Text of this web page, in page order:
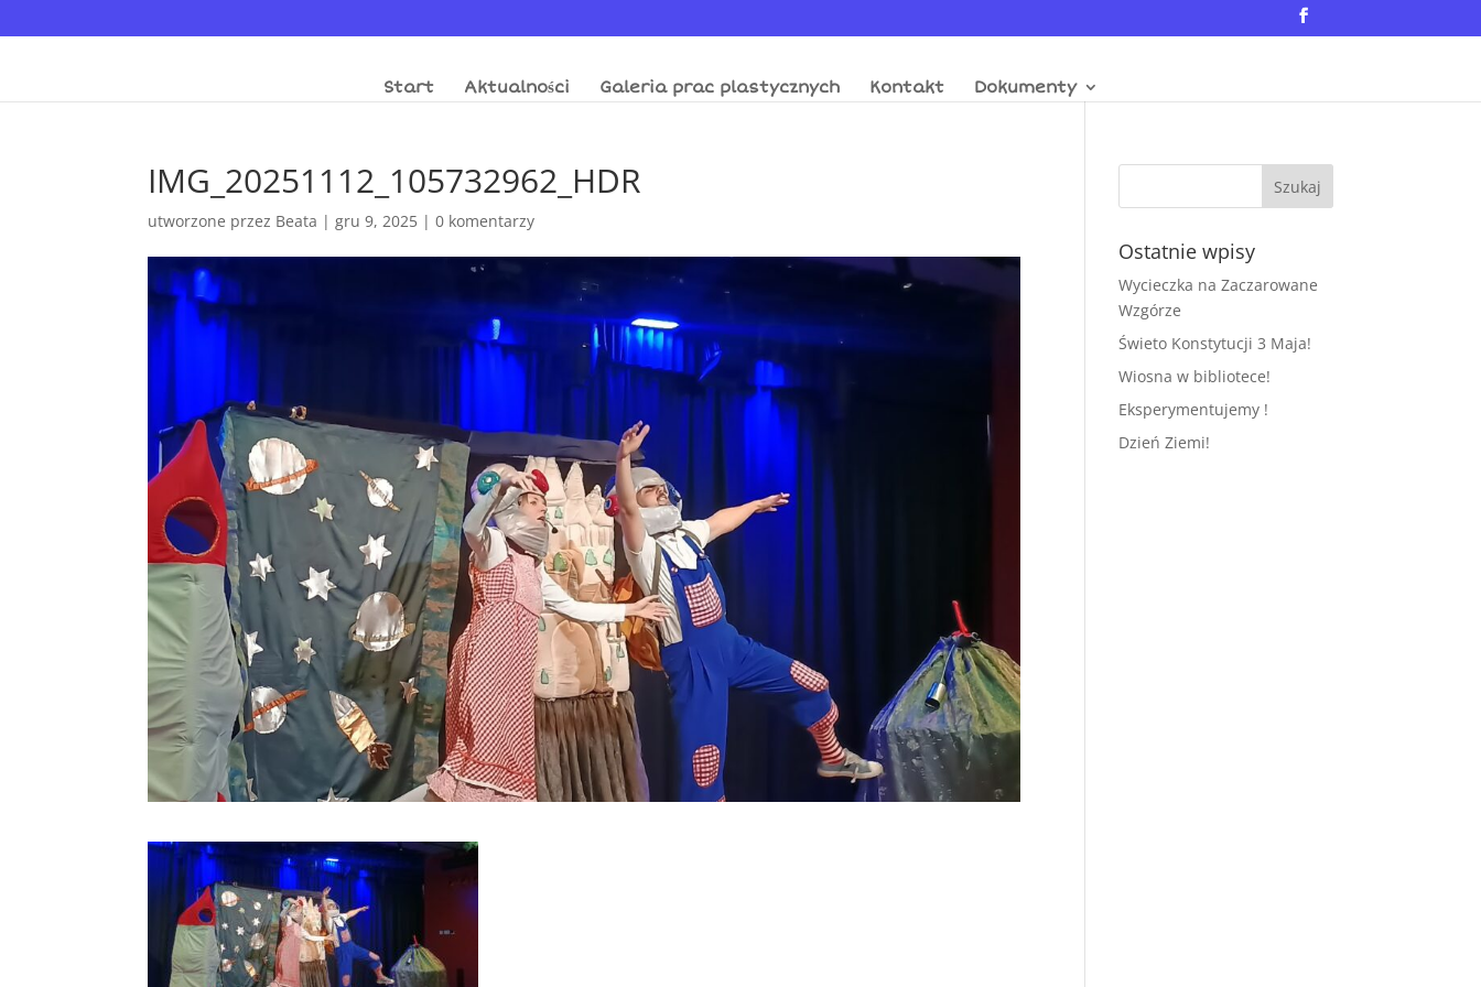
Start Aktualności Galeria prac plastycznych Kontakt Dokumenty
IMG_20251112_105732962_HDR
utworzone przez Beata |gru 9, 2025 |0 komentarzy
Ostatnie wpisy
Wycieczka na Zaczarowane
Wzgórze
Świeto Konstytucji 3 Maja!
Wiosna w bibliotece!
Eksperymentujemy !
Dzień Ziemi!